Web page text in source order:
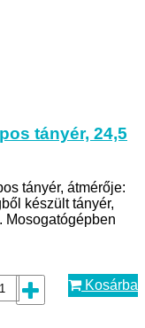
tányér, 24,5
tányér, átmérője:
készült tányér,
Mosogatógépben
Kosárba